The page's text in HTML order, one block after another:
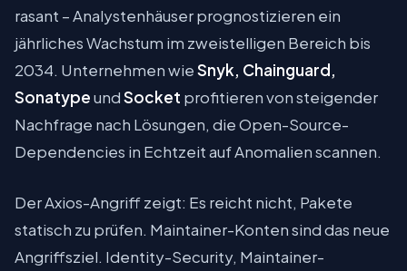
rasant – Analystenhäuser prognostizieren ein
jährliches Wachstum im zweistelligen Bereich bis
2034. Unternehmen wieSnyk, Chainguard,
SonatypeundSocket profitieren von steigender
Nachfrage nach Lösungen, die Open-Source-
Dependencies in Echtzeit auf Anomalien scannen.
Der Axios-Angriff zeigt: Es reicht nicht, Pakete
statisch zu prüfen. Maintainer-Konten sind das neue
Angriffsziel. Identity-Security, Maintainer-